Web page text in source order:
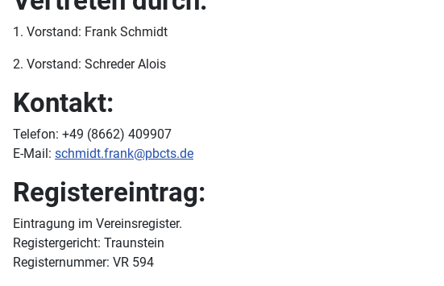
1. Vorstand: Frank Schmidt
2. Vorstand: Schreder Alois
Kontakt:
Telefon: +49 (8662) 409907
E-Mail: schmidt.frank@pbcts.de
Registereintrag:
Eintragung im Vereinsregister.
Registergericht: Traunstein
Registernummer: VR 594